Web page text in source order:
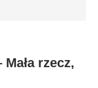
rzecz,